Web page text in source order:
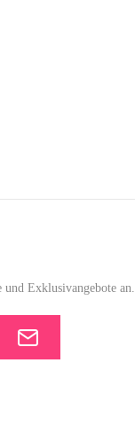
Exklusivangebote an.